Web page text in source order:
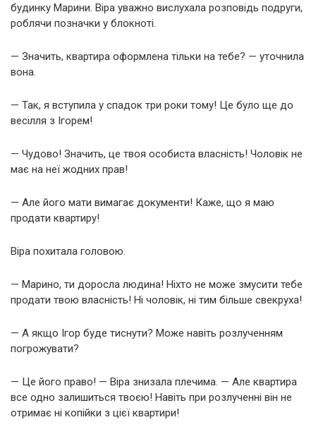
будинку Марини. Віра уважно вислухала розповідь подруги,
роблячи позначки у блокноті.
— Значить, квартира оформлена тільки на тебе? — уточнила
вона.
— Так, я вступила у спадок три роки тому! Це було ще до
весілля з Ігорем!
— Чудово! Значить, це твоя особиста власність! Чоловік не
має на неї жодних прав!
— Але його мати вимагає документи! Каже, що я маю
продати квартиру!
Віра похитала головою.
— Марино, ти доросла людина! Ніхто не може змусити тебе
продати твою власність! Ні чоловік, ні тим більше свекруха!
— А якщо Ігор буде тиснути? Може навіть розлученням
погрожувати?
— Це його право! — Віра знизала плечима. — Але квартира
все одно залишиться твоєю! Навіть при розлученні він не
отримає ні копійки з цієї квартири!